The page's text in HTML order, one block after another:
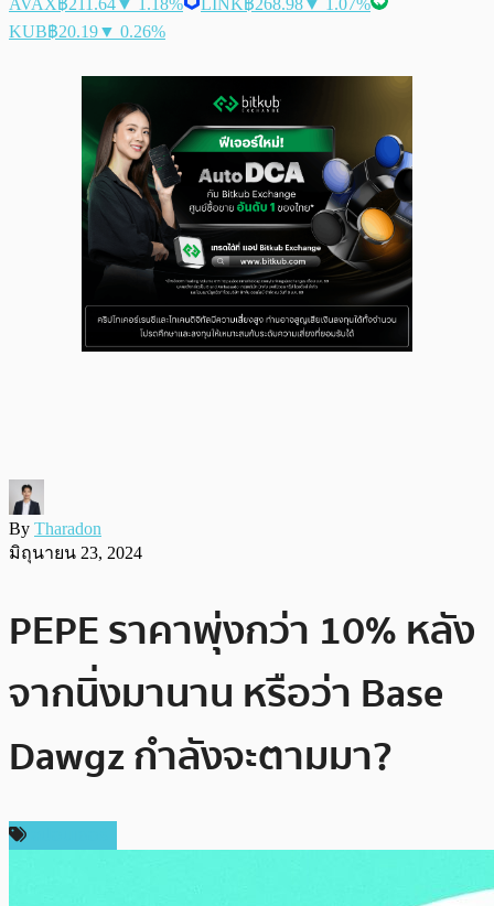
KUB฿20.19▼ 0.26%
By Tharadon
มิถุนายน 23, 2024
PEPE ราคาพุ่งกว่า 10% หลัง
จากนิ่งมานาน หรือว่า Base
Dawgz กำลังจะตามมา?